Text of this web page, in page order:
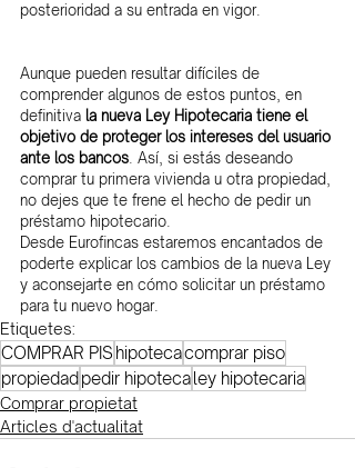
posterioridad a su entrada en vigor.
Aunque pueden resultar difíciles de
comprender algunos de estos puntos, en
definitiva la nueva Ley Hipotecaria tiene el
objetivo de proteger los intereses del usuario
ante los bancos. Así, si estás deseando
comprar tu primera vivienda u otra propiedad,
no dejes que te frene el hecho de pedir un
préstamo hipotecario.
Desde Eurofincas estaremos encantados de
poderte explicar los cambios de la nueva Ley
y aconsejarte en cómo solicitar un préstamo
para tu nuevo hogar.
Etiquetes:
COMPRAR PIS hipotecacomprar piso
propiedad pedir hipotecaley hipotecaria
Comprar propietat
Articles d'actualitat